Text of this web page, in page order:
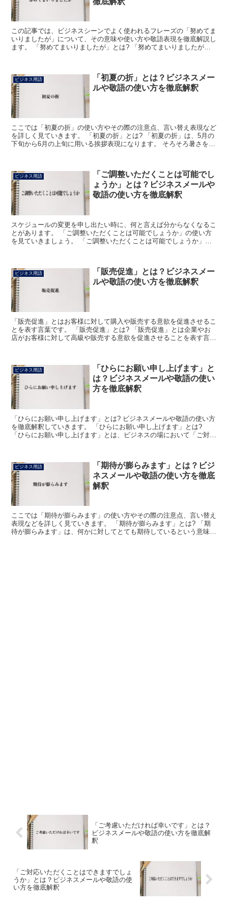
この記事では、ビジネスシーンでよく使われるフレーズの「努めてま
いりましたが」について、その意味や使い方や敬語表現を徹底解説し
ます。 「努めてまいりましたが」とは? 「努めてまいりましたが」
ビジネス用語
「初夏の折」とは？ビジネスメー
ルや敬語の使い方を徹底解釈
ここでは「初夏の折」の使い方やその際の注意点、言い替え表現など
を詳しく見ていきます。 「初夏の折」とは? 「初夏の折」は、5月の
下旬から6月の上旬に用いる挨拶表現になります。 そろそろ暑さを感
ビジネス用語
「ご調整いただくことは可能でし
ょうか」とは？ビジネスメールや
敬語の使い方を徹底解釈
スケジュールの変更を申し出たい時に、何と言えば分からなくなるこ
とがあります。 「ご調整いただくことは可能でしょうか」の使い方
を見ていきましょう。 「ご調整いただくことは可能でしょうか」と
ビジネス用語
「販売促進」とは？ビジネスメー
ルや敬語の使い方を徹底解釈
「販売促進」とはお客様に対して購入や販売する意欲を促進させるこ
とを表す言葉です。 「販売促進」とは? 「販売促進」とは企業やお
店がお客様に対して高級や販売する意欲を促進させることを表す言葉
ビジネス用語
「ひらにお願い申し上げます」と
は？ビジネスメールや敬語の使い
方を徹底解釈
「ひらにお願い申し上げます」とは? ビジネスメールや敬語の使い方
を徹底解釈していきます。 「ひらにお願い申し上げます」とは?
「ひらにお願い申し上げます」とは、ビジネスの場において「ご対応
ビジネス用語
「期待が膨らみます」とは？ビジ
ネスメールや敬語の使い方を徹底
解釈
ここでは「期待が膨らみます」の使い方やその際の注意点、言い替え
表現などを詳しく見ていきます。 「期待が膨らみます」とは? 「期
待が膨らみます」は、何かに対してとても期待しているという意味で
「ご考慮いただければ幸いです」とは？
ビジネスメールや敬語の使い方を徹底解
釈
「ご対応いただくことはできますでしょ
うか」とは？ビジネスメールや敬語の使
い方を徹底解釈